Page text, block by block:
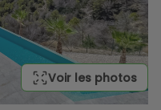
Voir les photos